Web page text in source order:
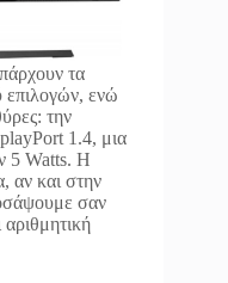
τα
επιλογών, ενώ
την
1.4, μια
5 Watts. Η
αν και στην
σαν
αριθμητική